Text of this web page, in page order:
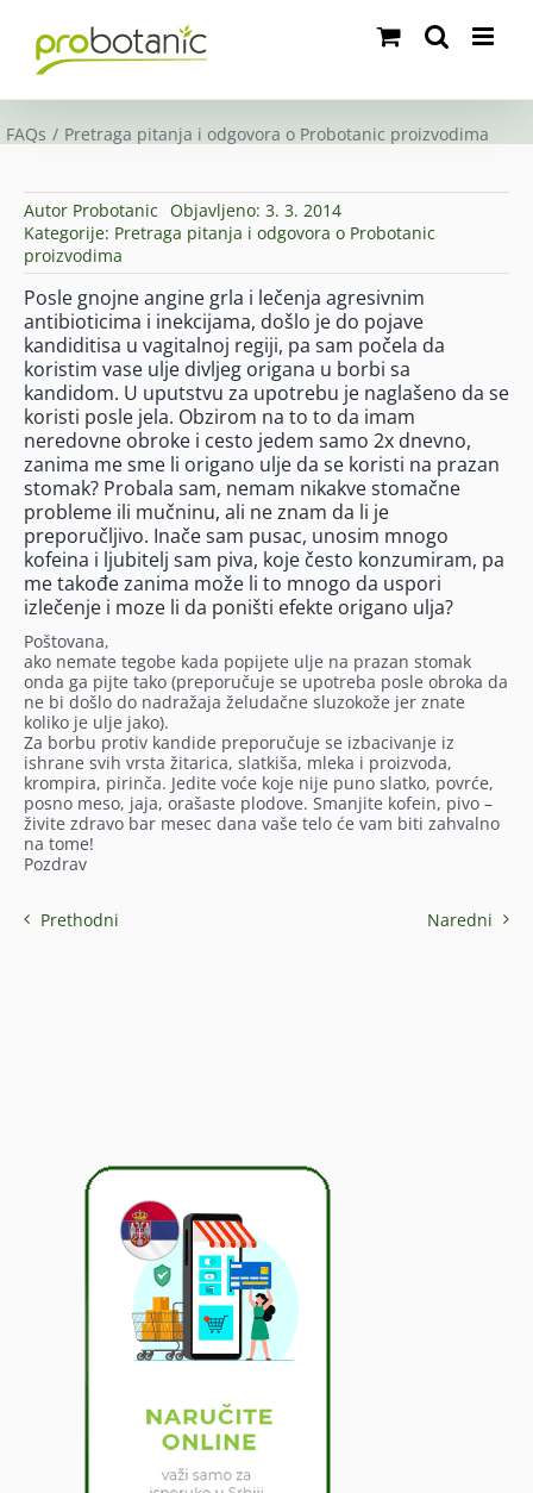
content
FAQs Pretraga pitanja i odgovora o Probotanic proizvodima
Autor Probotanic Objavljeno: 3. 3. 2014
Kategorije: Pretraga pitanja i odgovora o Probotanic
proizvodima
Posle gnojne angine grla i lečenja agresivnim
antibioticima i inekcijama, došlo je do pojave
kandiditisa u vagitalnoj regiji, pa sam počela da
koristim vase ulje divljeg origana u borbi sa
kandidom. U uputstvu za upotrebu je naglašeno da se
koristi posle jela. Obzirom na to to da imam
neredovne obroke i cesto jedem samo 2x dnevno,
zanima me sme li origano ulje da se koristi na prazan
stomak? Probala sam, nemam nikakve stomačne
probleme ili mučninu, ali ne znam da li je
preporučljivo. Inače sam pusac, unosim mnogo
kofeina i ljubitelj sam piva, koje često konzumiram, pa
me takođe zanima može li to mnogo da uspori
izlečenje i moze li da poništi efekte origano ulja?
Poštovana,
ako nemate tegobe kada popijete ulje na prazan stomak
onda ga pijte tako (preporučuje se upotreba posle obroka da
ne bi došlo do nadražaja želudačne sluzokože jer znate
koliko je ulje jako).
Za borbu protiv kandide preporučuje se izbacivanje iz
ishrane svih vrsta žitarica, slatkiša, mleka i proizvoda,
krompira, pirinča. Jedite voće koje nije puno slatko, povrće,
posno meso, jaja, orašaste plodove. Smanjite kofein, pivo –
živite zdravo bar mesec dana vaše telo će vam biti zahvalno
na tome!
Pozdrav
Prethodni Naredni